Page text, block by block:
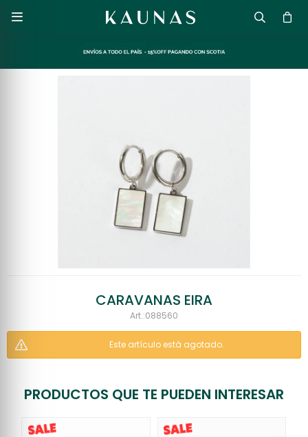

CARAVANAS EIRA
088560
Este artículo está agotado.
PRODUCTOS QUE TE PUEDEN INTERESAR